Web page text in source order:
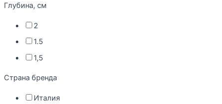
Глубина, см
2
1.5
1,5
Страна бренда
Италия